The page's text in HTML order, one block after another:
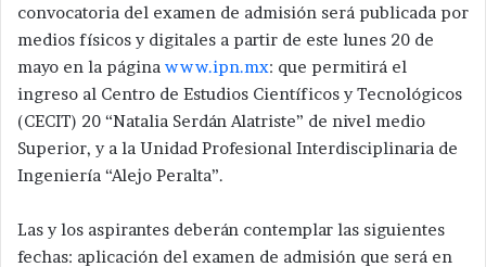
convocatoria del examen de admisión será publicada por
medios físicos y digitales a partir de este lunes 20 de
mayo en la página www.ipn.mx: que permitirá el
ingreso al Centro de Estudios Científicos y Tecnológicos
(CECIT) 20 “Natalia Serdán Alatriste” de nivel medio
Superior, y a la Unidad Profesional Interdisciplinaria de
Ingeniería “Alejo Peralta”.
Las y los aspirantes deberán contemplar las siguientes
fechas: aplicación del examen de admisión que será en